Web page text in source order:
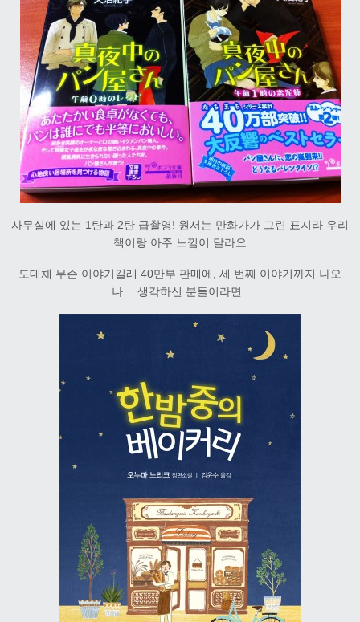
사무실에 있는 1탄과 2탄 급촬영! 원서는 만화가가 그린 표지라 우리
책이랑 아주 느낌이 달라요
도대체 무슨 이야기길래 40만부 판매에, 세 번째 이야기까지 나오
나… 생각하신 분들이라면..